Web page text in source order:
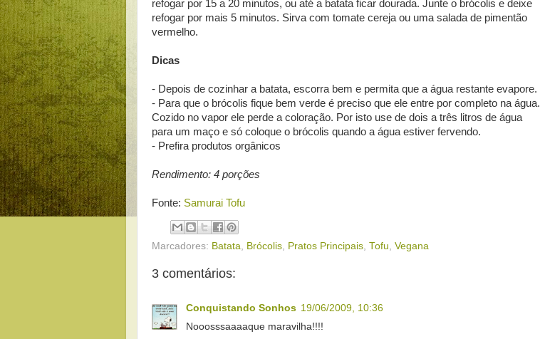
refogar por 15 a 20 minutos, ou até a batata ficar dourada. Junte o brócolis e deixe
refogar por mais 5 minutos. Sirva com tomate cereja ou uma salada de pimentão
vermelho.
Dicas
- Depois de cozinhar a batata, escorra bem e permita que a água restante evapore.
- Para que o brócolis fique bem verde é preciso que ele entre por completo na água.
Cozido no vapor ele perde a coloração. Por isto use de dois a três litros de água
para um maço e só coloque o brócolis quando a água estiver fervendo.
- Prefira produtos orgânicos
Rendimento: 4 porções
Fonte: Samurai Tofu
Marcadores: Batata Brócolis Pratos Principais Tofu Vegana
3 comentários:
Conquistando Sonhos 19/06/2009, 10:36
Nooosssaaaaque maravilha!!!!